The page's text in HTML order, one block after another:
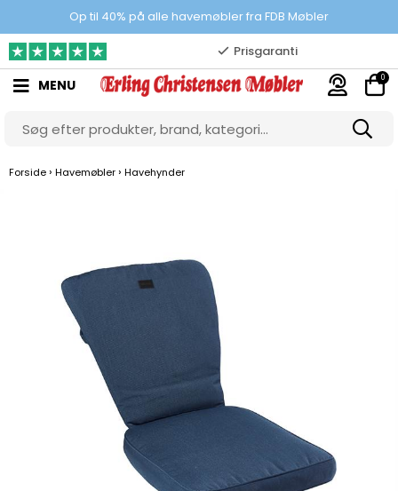
Op til 40% på alle havemøbler fra FDB Møbler
100% danskejet webshop
Prisgaranti
10.000 m2 showroom
Gratis & gode parkeringsforhold
MENU 0
Forside › Havemøbler › Havehynder